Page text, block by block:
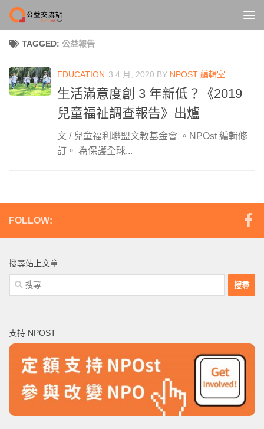
Skip to content
TAGGED: 公益報告
EDUCATION 3 4 月, 2020 BY NPOST 編輯室
生活滿意度創 3 年新低？《2019
兒童福祉調查報告》出爐
文 / 兒童福利聯盟文教基金會 。NPOst 編輯修
訂。 為保護全球...
FOLLOW:
搜尋站上文章
搜
尋
字:
支持 NPOST